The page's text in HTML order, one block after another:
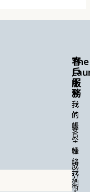
The
關
於
我
們
安
全
性
成
分
術
客
戶
服
務
我
的
帳
戶
聯
絡
我
們